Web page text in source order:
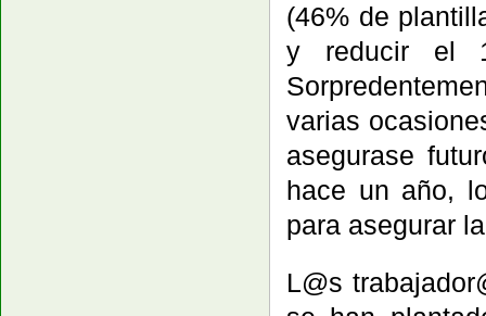
(46% de
y reducir el
varias
asegurase
hace un año,
para asegurar
L@s